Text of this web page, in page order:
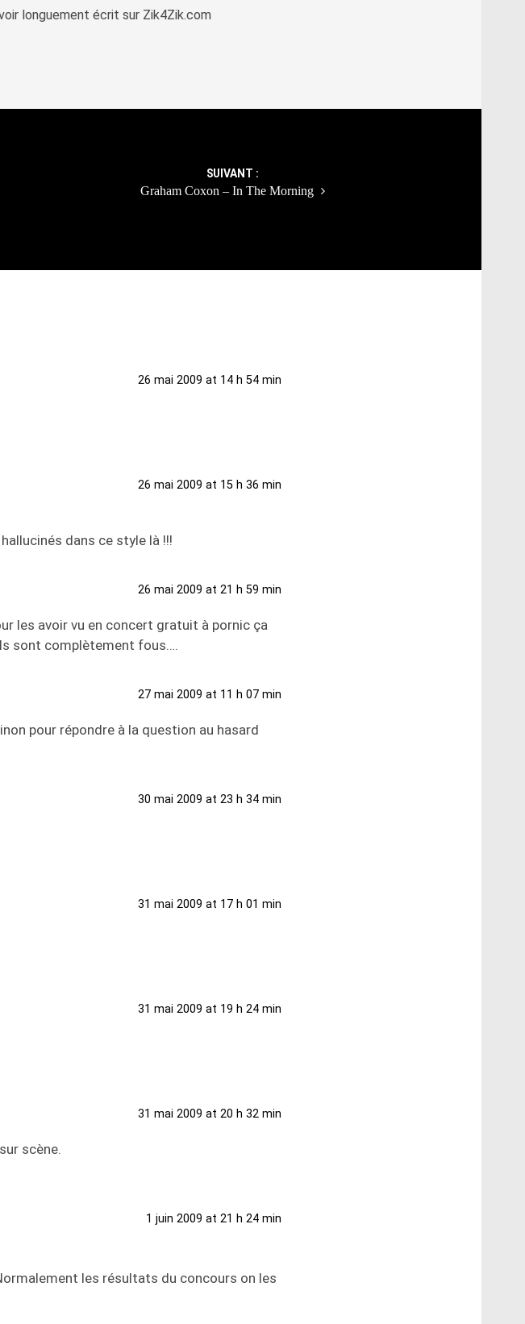
longuement écrit sur Zik4Zik.com
SUIVANT :
Graham Coxon – In The Morning
26 mai 2009 at 14 h 54 min
26 mai 2009 at 15 h 36 min
dans ce style là !!!
26 mai 2009 at 21 h 59 min
les avoir vu en concert gratuit à pornic ça
sont complètement fous….
27 mai 2009 at 11 h 07 min
pour répondre à la question au hasard
30 mai 2009 at 23 h 34 min
31 mai 2009 at 17 h 01 min
31 mai 2009 at 19 h 24 min
31 mai 2009 at 20 h 32 min
scène.
1 juin 2009 at 21 h 24 min
les résultats du concours on les